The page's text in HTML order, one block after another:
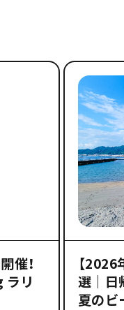
催！
ラリ
【
選｜日
夏のビ